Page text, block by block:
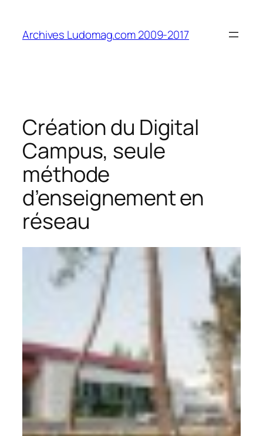
contenu
Archives Ludomag.com 2009-2017
Création du Digital
Campus, seule
méthode
d’enseignement en
réseau